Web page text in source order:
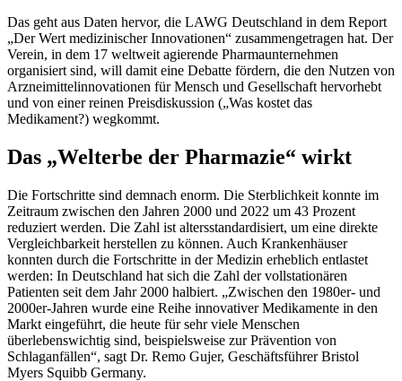
Das geht aus Daten hervor, die LAWG Deutschland in dem Report
„Der Wert medizinischer Innovationen“ zusammengetragen hat. Der
Verein, in dem 17 weltweit agierende Pharmaunternehmen
organisiert sind, will damit eine Debatte fördern, die den Nutzen von
Arzneimittelinnovationen für Mensch und Gesellschaft hervorhebt
und von einer reinen Preisdiskussion („Was kostet das
Medikament?) wegkommt.
Das „Welterbe der Pharmazie“ wirkt
Die Fortschritte sind demnach enorm. Die Sterblichkeit konnte im
Zeitraum zwischen den Jahren 2000 und 2022 um 43 Prozent
reduziert werden. Die Zahl ist altersstandardisiert, um eine direkte
Vergleichbarkeit herstellen zu können. Auch Krankenhäuser
konnten durch die Fortschritte in der Medizin erheblich entlastet
werden: In Deutschland hat sich die Zahl der vollstationären
Patienten seit dem Jahr 2000 halbiert. „Zwischen den 1980er- und
2000er-Jahren wurde eine Reihe innovativer Medikamente in den
Markt eingeführt, die heute für sehr viele Menschen
überlebenswichtig sind, beispielsweise zur Prävention von
Schlaganfällen“, sagt Dr. Remo Gujer, Geschäftsführer Bristol
Myers Squibb Germany.